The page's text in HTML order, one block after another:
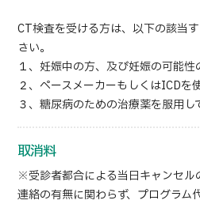
CT検査を受ける方は、以下の該当
さい。
１、妊娠中の方、及び妊娠の可能性
２、ペースメーカーもしくはICDを
３、糖尿病のための治療薬を服用し
取消料
※受診者都合による当日キャンセル
連絡の有無に関わらず、プログラ